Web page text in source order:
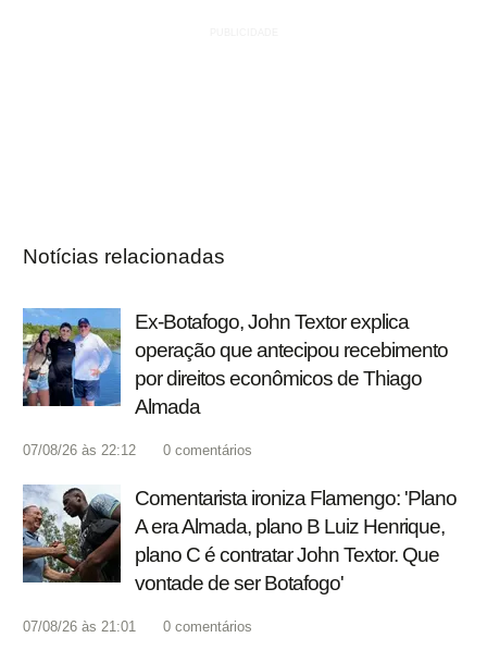
Notícias relacionadas
Ex-Botafogo, John Textor explica
operação que antecipou recebimento
por direitos econômicos de Thiago
Almada
07/08/26 às 22:12 0 comentários
Comentarista ironiza Flamengo: 'Plano
A era Almada, plano B Luiz Henrique,
plano C é contratar John Textor. Que
vontade de ser Botafogo'
07/08/26 às 21:01 0 comentários